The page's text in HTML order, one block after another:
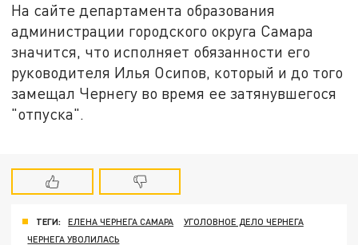
На сайте департамента образования
администрации городского округа Самара
значится, что исполняет обязанности его
руководителя Илья Осипов, который и до того
замещал Чернегу во время ее затянувшегося
"отпуска".
ТЕГИ: ЕЛЕНА ЧЕРНЕГА САМАРА
УГОЛОВНОЕ ДЕЛО ЧЕРНЕГА
ЧЕРНЕГА УВОЛИЛАСЬ